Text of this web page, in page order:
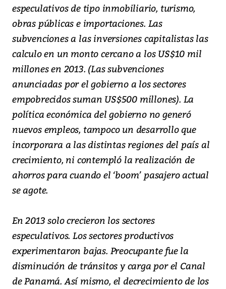
especulativos de tipo inmobiliario, turismo,
obras públicas e importaciones. Las
subvenciones a las inversiones capitalistas las
calculo en un monto cercano a los US$10 mil
millones en 2013. (Las subvenciones
anunciadas por el gobierno a los sectores
empobrecidos suman US$500 millones). La
política económica del gobierno no generó
nuevos empleos, tampoco un desarrollo que
incorporara a las distintas regiones del país al
crecimiento, ni contempló la realización de
ahorros para cuando el ‘boom’ pasajero actual
se agote.
En 2013 solo crecieron los sectores
especulativos. Los sectores productivos
experimentaron bajas. Preocupante fue la
disminución de tránsitos y carga por el Canal
de Panamá. Así mismo, el decrecimiento de los